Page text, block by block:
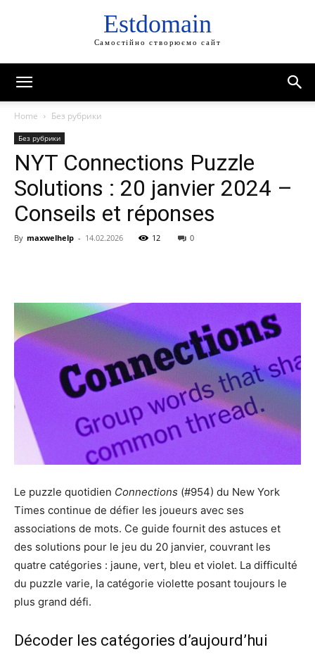
Estdomain
Самостійно створюємо сайт
Home Без рубрики
Без рубрики
NYT Connections Puzzle
Solutions : 20 janvier 2024 –
Conseils et réponses
By maxwelhelp - 14.02.2026 12 0
Le puzzle quotidien Connections (#954) du New York
Times continue de défier les joueurs avec ses
associations de mots. Ce guide fournit des astuces et
des solutions pour le jeu du 20 janvier, couvrant les
quatre catégories : jaune, vert, bleu et violet. La difficulté
du puzzle varie, la catégorie violette posant toujours le
plus grand défi.
Décoder les catégories d’aujourd’hui